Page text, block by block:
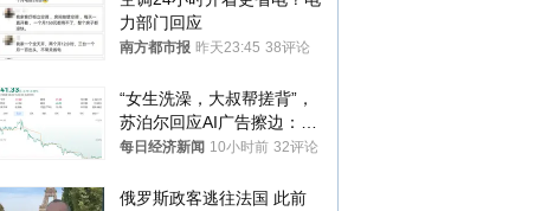
力部门回应
南方都市报 昨天23:45 38评论
“女生洗澡，大叔帮搓背”，
苏泊尔回应AI广告擦边：视
频全下架，已强化内容管理
每日经济新闻 10小时前 32评论
俄罗斯政客逃往法国 此前